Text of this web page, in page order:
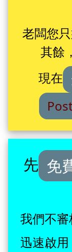
老闆您
其餘
現在
先 免
我們不審
迅速啟